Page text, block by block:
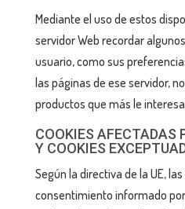
Mediante el uso de estos
servidor Web recordar
usuario, como sus
las páginas de ese servidor,
productos que más le
COOKIES AFECTADAS
Y COOKIES
Según la directiva de la UE,
consentimiento informado